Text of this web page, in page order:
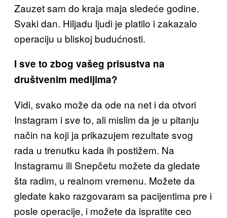
Zauzet sam do kraja maja sledeće godine.
Svaki dan. Hiljadu ljudi je platilo i zakazalo
operaciju u bliskoj budućnosti.
I sve to zbog vašeg prisustva na
društvenim medijima?
Vidi, svako može da ode na net i da otvori
Instagram i sve to, ali mislim da je u pitanju
način na koji ja prikazujem rezultate svog
rada u trenutku kada ih postižem. Na
Instagramu ili Snepčetu možete da gledate
šta radim, u realnom vremenu. Možete da
gledate kako razgovaram sa pacijentima pre i
posle operacije, i možete da ispratite ceo